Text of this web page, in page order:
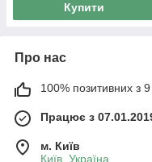
Купити
Про нас
100% позитивних з 9
Працює з
м. Київ
Київ, Україна